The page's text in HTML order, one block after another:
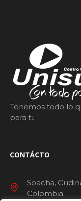
Tenemos todo lo
para ti.
CONTÁCTO
Soacha,
Colombia